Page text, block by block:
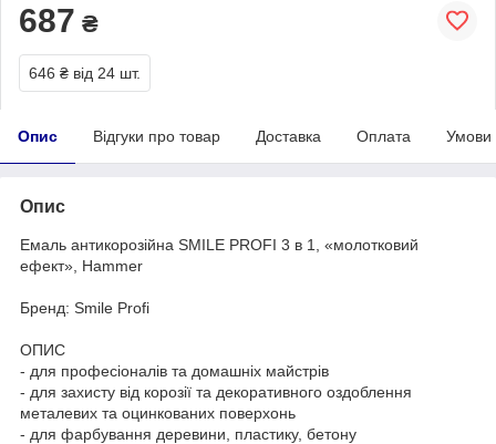
687 ₴
646 ₴ від 24 шт.
Опис Відгуки про товар Доставка Оплата Умови
Опис
Емаль антикорозійна SMILE PROFI 3 в 1, «молотковий
ефект», Наmmer
Бренд: Smile Profi
ОПИС
- для професіоналів та домашніх майстрів
- для захисту від корозії та декоративного оздоблення
металевих та оцинкованих поверхонь
- для фарбування деревини, пластику, бетону